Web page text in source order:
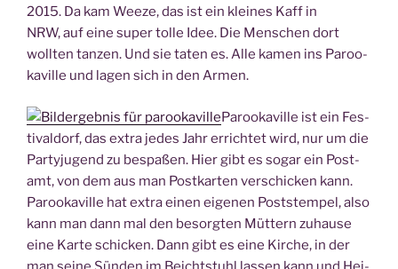
2015. Da kam Weeze, das ist ein klei­nes Kaff in
NRW, auf eine super tol­le Idee. Die Men­schen dort
woll­ten tan­zen. Und sie taten es. Alle kamen ins Paroo­
ka­ville und lagen sich in den Armen.
Paroo­ka­ville ist ein Fes­
ti­val­dorf, das extra jedes Jahr errich­tet wird, nur um die
Par­ty­ju­gend zu bespa­ßen. Hier gibt es sogar ein Post­
amt, von dem aus man Post­kar­ten ver­schi­cken kann.
Paroo­ka­ville hat extra einen eige­nen Post­stem­pel, also
kann man dann mal den besorg­ten Müt­tern zuhau­se
eine Kar­te schi­cken. Dann gibt es eine Kir­che, in der